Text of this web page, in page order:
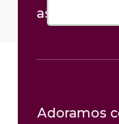
as
Adoramos